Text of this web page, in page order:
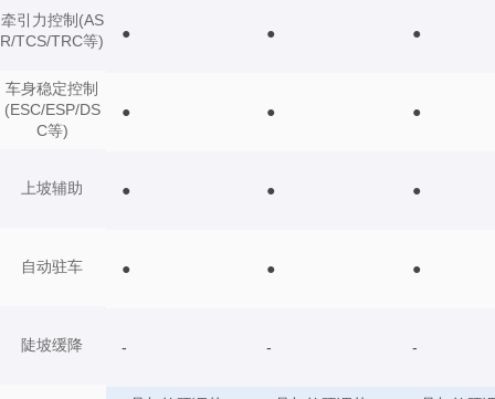
牵引力控制(AS
R/TCS/TRC等)
车身稳定控制
(ESC/ESP/DS
C等)
上坡辅助
自动驻车
陡坡缓降
● ● ●
● ● ●
● ● ●
● ● ●
- - -